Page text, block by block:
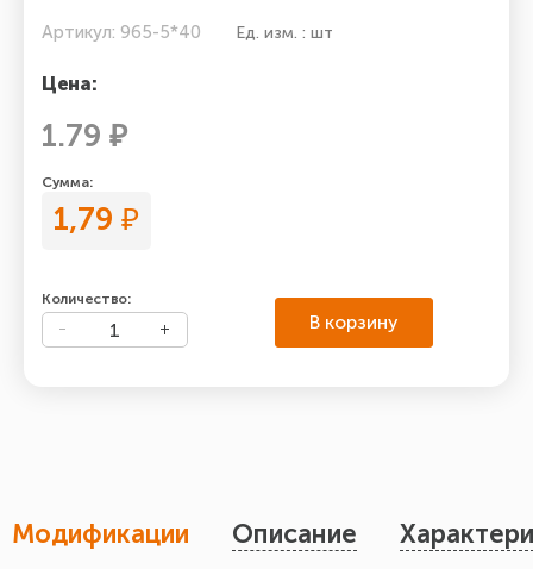
Артикул: 965-5*40 Ед. изм. : шт
Цена:
1.79 ₽
Сумма:
1,79 ₽
Количество:
В корзину
Модификации Описание